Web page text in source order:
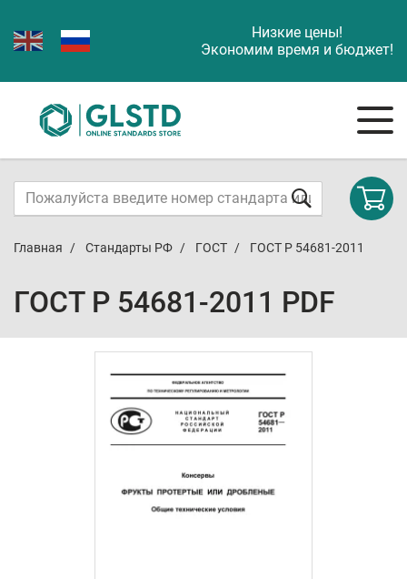
Низкие цены!
Экономим время и бюджет!
Главная Стандарты РФ ГОСТ ГОСТ Р 54681-2011
ГОСТ Р 54681-2011 PDF